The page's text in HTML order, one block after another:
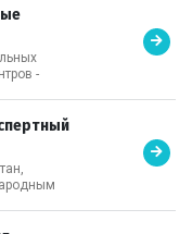
на
-
участие
США. От
участие